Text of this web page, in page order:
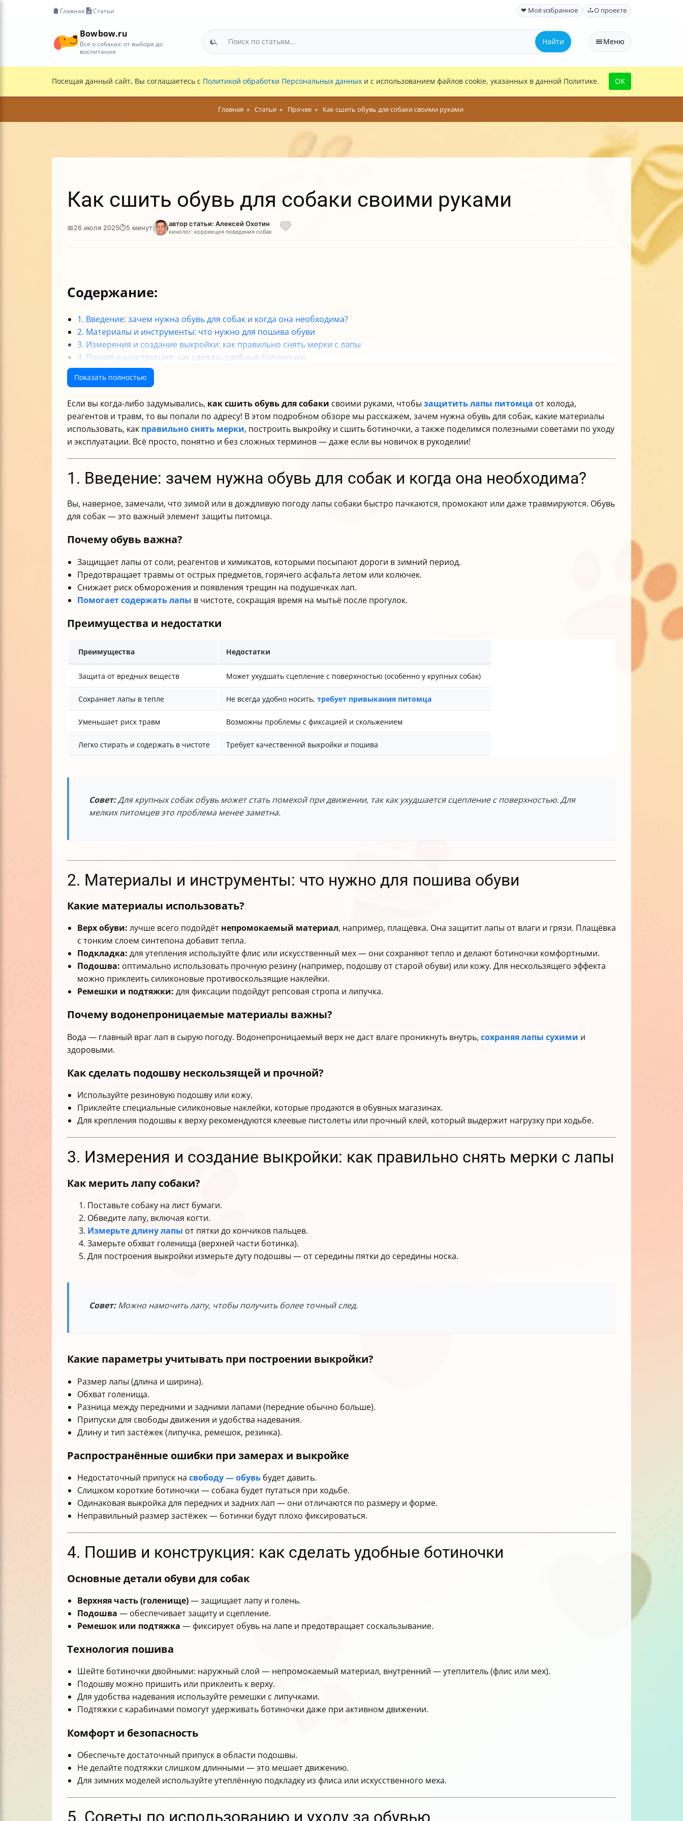
Главная Статьи ❤ Моё избранное О проекте
Bowbow.ru
Все о собаках: от выбора до
воспитания
Найти Меню
Посещая данный сайт, Вы соглашаетесь с Политикой обработки Персональных данных и с использованием файлов cookie, указанных в данной Политике. OK
Главная Статьи Прочее Как сшить обувь для собаки своими руками
Как сшить обувь для собаки своими руками
📅26 июля 2025⏱5 минут автор статьи: Алексей Охотин
кинолог: коррекция поведения собак
Содержание:
1. Введение: зачем нужна обувь для собак и когда она необходима?
2. Материалы и инструменты: что нужно для пошива обуви
3. Измерения и создание выкройки: как правильно снять мерки с лапы
4. Пошив и конструкция: как сделать удобные ботиночки
5. Советы по использованию и уходу за обувью
Таблица: Основные материалы и их свойства для обуви собак
Показать полностью
Если вы когда-либо задумывались, как сшить обувь для собаки своими руками, чтобы защитить лапы питомца от холода,
реагентов и травм, то вы попали по адресу! В этом подробном обзоре мы расскажем, зачем нужна обувь для собак, какие материалы
использовать, как правильно снять мерки, построить выкройку и сшить ботиночки, а также поделимся полезными советами по уходу
и эксплуатации. Всё просто, понятно и без сложных терминов — даже если вы новичок в рукоделии!
1. Введение: зачем нужна обувь для собак и когда она необходима?
Вы, наверное, замечали, что зимой или в дождливую погоду лапы собаки быстро пачкаются, промокают или даже травмируются. Обувь
для собак — это важный элемент защиты питомца.
Почему обувь важна?
Защищает лапы от соли, реагентов и химикатов, которыми посыпают дороги в зимний период.
Предотвращает травмы от острых предметов, горячего асфальта летом или колючек.
Снижает риск обморожения и появления трещин на подушечках лап.
Помогает содержать лапы в чистоте, сокращая время на мытьё после прогулок.
Преимущества и недостатки
Преимущества Недостатки
Защита от вредных веществ Может ухудшать сцепление с поверхностью (особенно у крупных собак)
Сохраняет лапы в тепле Не всегда удобно носить, требует привыкания питомца
Уменьшает риск травм Возможны проблемы с фиксацией и скольжением
Легко стирать и содержать в чистоте Требует качественной выкройки и пошива
Совет:Для крупных собак обувь может стать помехой при движении, так как ухудшается сцепление с поверхностью. Для
мелких питомцев это проблема менее заметна.
2. Материалы и инструменты: что нужно для пошива обуви
Какие материалы использовать?
Верх обуви: лучше всего подойдёт непромокаемый материал, например, плащёвка. Она защитит лапы от влаги и грязи. Плащёвка
с тонким слоем синтепона добавит тепла.
Подкладка: для утепления используйте флис или искусственный мех — они сохраняют тепло и делают ботиночки комфортными.
Подошва: оптимально использовать прочную резину (например, подошву от старой обуви) или кожу. Для нескользящего эффекта
можно приклеить силиконовые противоскользящие наклейки.
Ремешки и подтяжки: для фиксации подойдут репсовая стропа и липучка.
Почему водонепроницаемые материалы важны?
Вода — главный враг лап в сырую погоду. Водонепроницаемый верх не даст влаге проникнуть внутрь, сохраняя лапы сухими и
здоровыми.
Как сделать подошву нескользящей и прочной?
Используйте резиновую подошву или кожу.
Приклейте специальные силиконовые наклейки, которые продаются в обувных магазинах.
Для крепления подошвы к верху рекомендуются клеевые пистолеты или прочный клей, который выдержит нагрузку при ходьбе.
3. Измерения и создание выкройки: как правильно снять мерки с лапы
Как мерить лапу собаки?
Поставьте собаку на лист бумаги.
Обведите лапу, включая когти.
Измерьте длину лапы от пятки до кончиков пальцев.
Замерьте обхват голенища (верхней части ботинка).
Для построения выкройки измерьте дугу подошвы — от середины пятки до середины носка.
Совет:Можно намочить лапу, чтобы получить более точный след.
Какие параметры учитывать при построении выкройки?
Размер лапы (длина и ширина).
Обхват голенища.
Разница между передними и задними лапами (передние обычно больше).
Припуски для свободы движения и удобства надевания.
Длину и тип застёжек (липучка, ремешок, резинка).
Распространённые ошибки при замерах и выкройке
Недостаточный припуск на свободу — обувь будет давить.
Слишком короткие ботиночки — собака будет путаться при ходьбе.
Одинаковая выкройка для передних и задних лап — они отличаются по размеру и форме.
Неправильный размер застёжек — ботинки будут плохо фиксироваться.
4. Пошив и конструкция: как сделать удобные ботиночки
Основные детали обуви для собак
Верхняя часть (голенище)— защищает лапу и голень.
Подошва — обеспечивает защиту и сцепление.
Ремешок или подтяжка — фиксирует обувь на лапе и предотвращает соскальзывание.
Технология пошива
Шейте ботиночки двойными: наружный слой — непромокаемый материал, внутренний — утеплитель (флис или мех).
Подошву можно пришить или приклеить к верху.
Для удобства надевания используйте ремешки с липучками.
Подтяжки с карабинами помогут удерживать ботиночки даже при активном движении.
Комфорт и безопасность
Обеспечьте достаточный припуск в области подошвы.
Не делайте подтяжки слишком длинными — это мешает движению.
Для зимних моделей используйте утеплённую подкладку из флиса или искусственного меха.
5. Советы по использованию и уходу за обувью